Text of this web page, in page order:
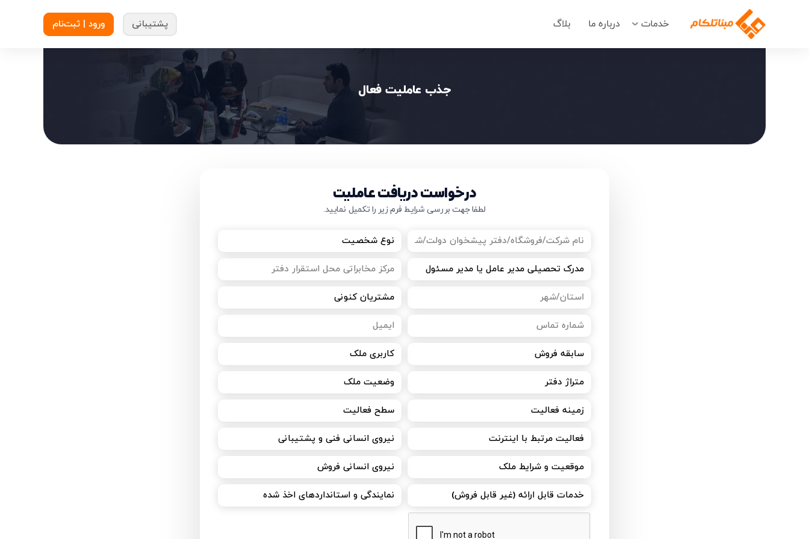
خدمات درباره ما بلاگ پشتیبانی ورود | ثبت‌نام
جذب عاملیت فعال
درخواست دریافت عاملیت
لطفا جهت بررسی شرایط فرم زیر را تکمیل نمایید.
کد ارسال شده را وارد کنید
ویرایش شماره موبایل
متوجه شدم